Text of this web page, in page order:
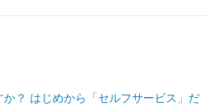
？ はじめから「セルフサービス」だ